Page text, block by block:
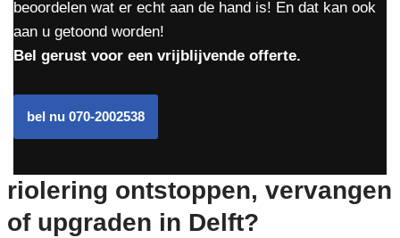
beoordelen wat er echt aan de hand is! En dat kan ook
aan u getoond worden!
Bel gerust voor een vrijblijvende offerte.
bel nu 070-2002538
riolering ontstoppen, vervangen
of upgraden in Delft?